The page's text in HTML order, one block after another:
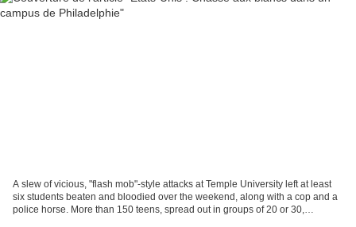
A slew of vicious, "flash mob"-style attacks at Temple University left at least
six students beaten and bloodied over the weekend, along with a cop and a
police horse. More than 150 teens, spread out in groups of 20 or 30,